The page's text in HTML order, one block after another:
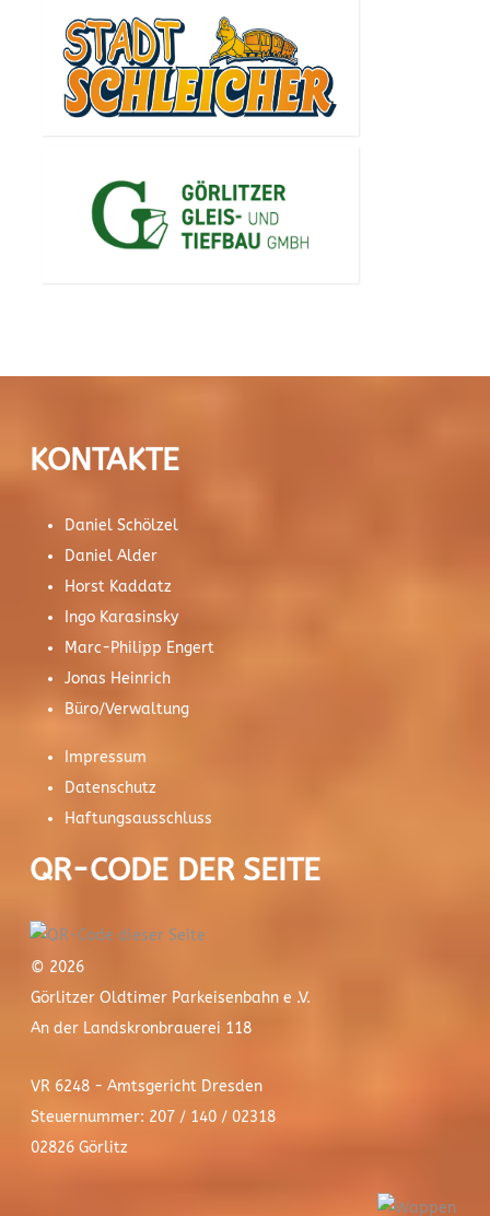
KONTAKTE
Daniel Schölzel
Daniel Alder
Horst Kaddatz
Ingo Karasinsky
Marc-Philipp Engert
Jonas Heinrich
Büro/Verwaltung
Impressum
Datenschutz
Haftungsausschluss
QR-CODE DER SEITE
© 2026
Görlitzer Oldtimer Parkeisenbahn e .V.
An der Landskronbrauerei 118
VR 6248 - Amtsgericht Dresden
Steuernummer: 207 / 140 / 02318
02826 Görlitz